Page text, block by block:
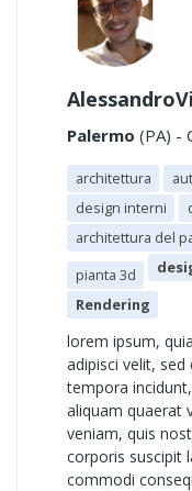
Palermo (PA) -
architettura
design interni
architettura del
pianta 3d
Rendering
lorem ipsum,
adipisci velit,
tempora
aliquam quaerat
veniam, quis
corporis suscipit
commodi